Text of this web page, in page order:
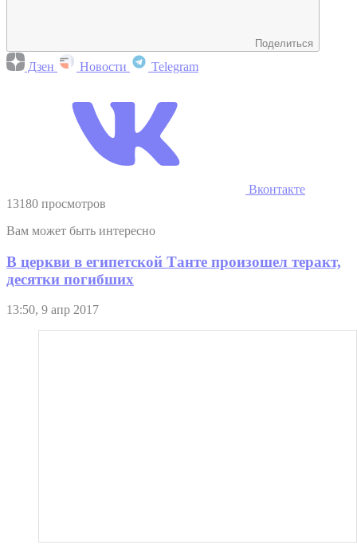
Поделиться
Дзен Новости Telegram
Вконтакте
13180 просмотров
Вам может быть интересно
В церкви в египетской Танте произошел теракт,
десятки погибших
13:50, 9 апр 2017